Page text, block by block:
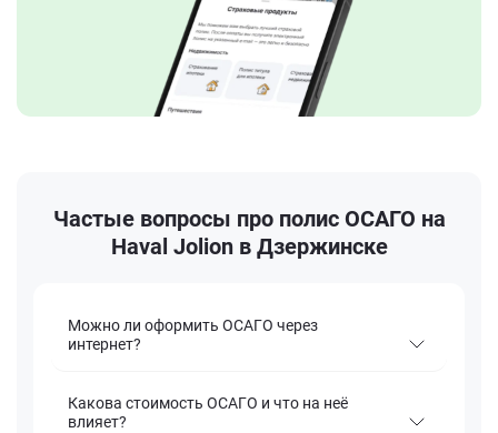
Частые вопросы про полис ОСАГО на
Haval Jolion в Дзержинске
Можно ли оформить ОСАГО через
интернет?
Какова стоимость ОСАГО и что на неё
влияет?